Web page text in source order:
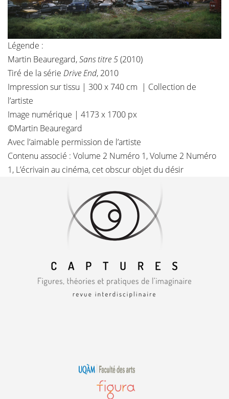
Légende :
Martin Beauregard,Sans titre 5(2010)
Tiré de la série Drive End, 2010
Impression sur tissu | 300 x 740 cm | Collection de
l’artiste
Image numérique | 4173 x 1700 px
©Martin Beauregard
Avec l’aimable permission de l’artiste
Contenu associé : Volume 2 Numéro 1,Volume 2 Numéro
1, L’écrivain au cinéma, cet obscur objet du désir